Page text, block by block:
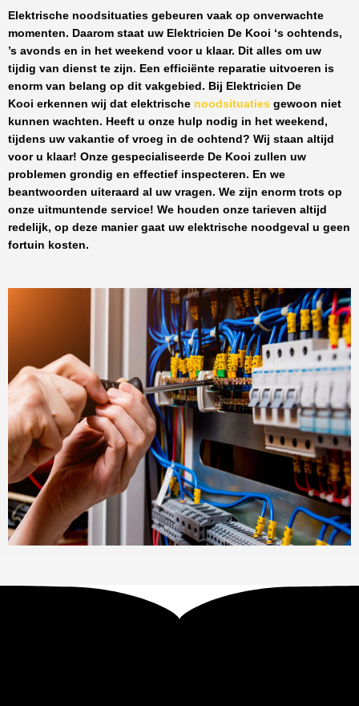
Elektrische noodsituaties gebeuren vaak op onverwachte
momenten. Daarom staat uw Elektricien De Kooi ‘s ochtends,
’s avonds en in het weekend voor u klaar. Dit alles om uw
tijdig van dienst te zijn. Een efficiënte reparatie uitvoeren is
enorm van belang op dit vakgebied. Bij Elektricien De
Kooi erkennen wij dat elektrische noodsituaties gewoon niet
kunnen wachten. Heeft u onze hulp nodig in het weekend,
tijdens uw vakantie of vroeg in de ochtend? Wij staan altijd
voor u klaar! Onze gespecialiseerde De Kooi zullen uw
problemen grondig en effectief inspecteren. En we
beantwoorden uiteraard al uw vragen. We zijn enorm trots op
onze uitmuntende service! We houden onze tarieven altijd
redelijk, op deze manier gaat uw elektrische noodgeval u geen
fortuin kosten.